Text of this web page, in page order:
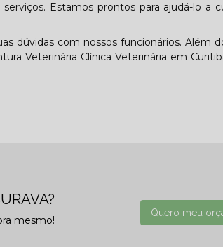
Estamos prontos para ajudá-lo a
dúvidas com nossos funcionários. Além
Veterinária Clínica Veterinária em
mesmo!
Quero meu